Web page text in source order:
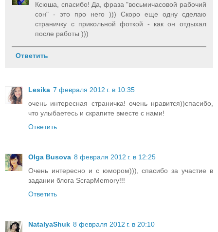
Ксюша, спасибо! Да, фраза "восьмичасовой рабочий
сон" - это про него ))) Скоро еще одну сделаю
страничку с прикольной фоткой - как он отдыхал
после работы )))
Ответить
Lesika 7 февраля 2012 г. в 10:35
очень интересная страничка! очень нравится))спасибо,
что улыбаетесь и скрапите вместе с нами!
Ответить
Olga Busova 8 февраля 2012 г. в 12:25
Очень интересно и с юмором))), спасибо за участие в
задании блога ScrapMemory!!!
Ответить
NatalyaShuk 8 февраля 2012 г. в 20:10